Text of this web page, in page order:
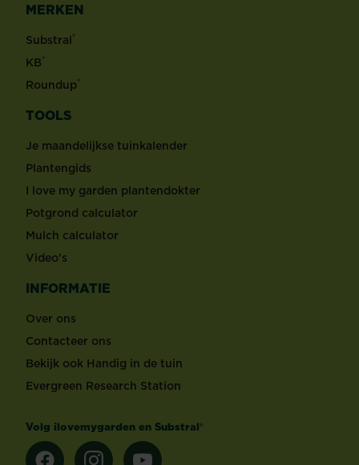
MERKEN
Substral®
KB®
Roundup®
TOOLS
Je maandelijkse tuinkalender
Plantengids
I love my garden plantendokter
Potgrond calculator
Mulch calculator
Video's
INFORMATIE
Over ons
Contacteer ons
Bekijk ook Handig in de tuin
Evergreen Research Station
Volg ilovemygarden en Substral®